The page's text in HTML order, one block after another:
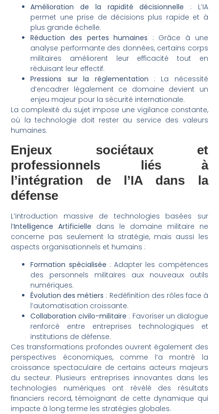
Amélioration de la rapidité décisionnelle : L’IA
permet une prise de décisions plus rapide et à
plus grande échelle.
Réduction des pertes humaines : Grâce à une
analyse performante des données, certains corps
militaires améliorent leur efficacité tout en
réduisant leur effectif.
Pressions sur la réglementation : La nécessité
d’encadrer légalement ce domaine devient un
enjeu majeur pour la sécurité internationale.
La complexité du sujet impose une vigilance constante,
où la technologie doit rester au service des valeurs
humaines.
Enjeux sociétaux et
professionnels liés à
l’intégration de l’IA dans la
défense
L’introduction massive de technologies basées sur
l’Intelligence Artificielle dans le domaine militaire ne
concerne pas seulement la stratégie, mais aussi les
aspects organisationnels et humains :
Formation spécialisée : Adapter les compétences
des personnels militaires aux nouveaux outils
numériques.
Évolution des métiers : Redéfinition des rôles face à
l’automatisation croissante.
Collaboration civilo-militaire : Favoriser un dialogue
renforcé entre entreprises technologiques et
institutions de défense.
Ces transformations profondes ouvrent également des
perspectives économiques, comme l’a montré la
croissance spectaculaire de certains acteurs majeurs
du secteur. Plusieurs entreprises innovantes dans les
technologies numériques ont révélé des résultats
financiers record, témoignant de cette dynamique qui
impacte à long terme les stratégies globales.